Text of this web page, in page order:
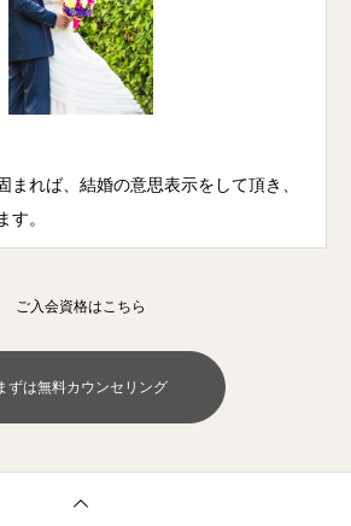
まれば、結婚の意思表示をして頂き、
す。
ご入会資格はこちら
ずは無料カウンセリング